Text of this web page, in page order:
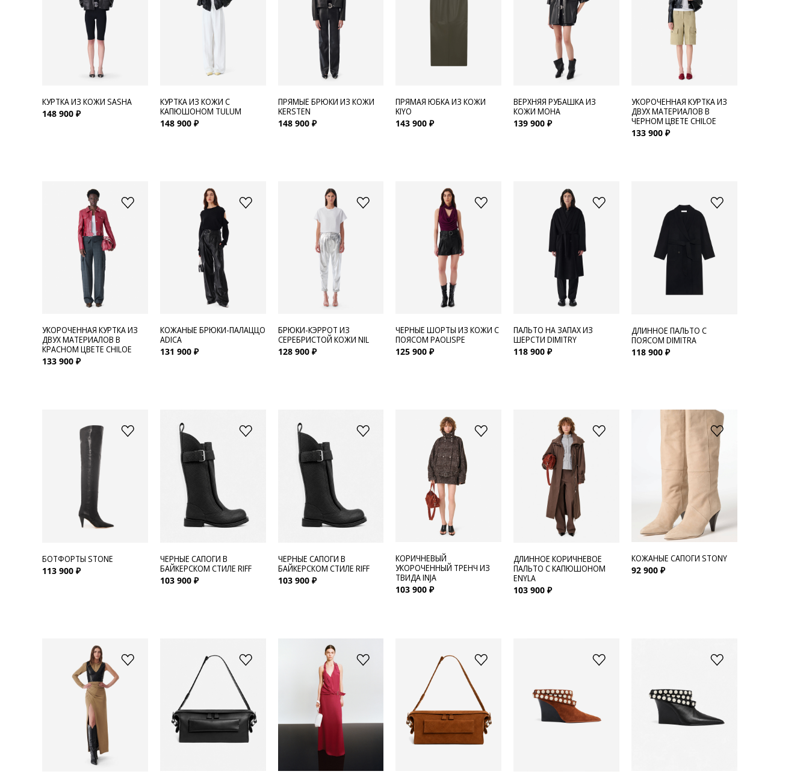
Для нее
Сумки и аксессуары
Обувь
КУРТКА ИЗ КОЖИ SASHA
148 900 ₽
КУРТКА ИЗ КОЖИ С
КАПЮШОНОМ TULUM
148 900 ₽
ПРЯМЫЕ БРЮКИ ИЗ КОЖИ
KERSTEN
148 900 ₽
ПРЯМАЯ ЮБКА ИЗ КОЖИ
KIYO
143 900 ₽
ВЕРХНЯЯ РУБАШКА ИЗ
КОЖИ MOHA
139 900 ₽
УКОРОЧЕННАЯ КУРТКА ИЗ
ДВУХ МАТЕРИАЛОВ В
ЧЕРНОМ ЦВЕТЕ CHILOE
133 900 ₽
УКОРОЧЕННАЯ КУРТКА ИЗ
ДВУХ МАТЕРИАЛОВ В
КРАСНОМ ЦВЕТЕ CHILOE
133 900 ₽
КОЖАНЫЕ БРЮКИ-ПАЛАЦЦО
ADICA
131 900 ₽
БРЮКИ-КЭРРОТ ИЗ
СЕРЕБРИСТОЙ КОЖИ NIL
128 900 ₽
ЧЕРНЫЕ ШОРТЫ ИЗ КОЖИ С
ПОЯСОМ PAOLISPE
125 900 ₽
ПАЛЬТО НА ЗАПАХ ИЗ
ШЕРСТИ DIMITRY
118 900 ₽
ДЛИННОЕ ПАЛЬТО С
ПОЯСОМ DIMITRA
118 900 ₽
БОТФОРТЫ STONE
113 900 ₽
ЧЕРНЫЕ САПОГИ В
БАЙКЕРСКОМ СТИЛЕ RIFF
103 900 ₽
ЧЕРНЫЕ САПОГИ В
БАЙКЕРСКОМ СТИЛЕ RIFF
103 900 ₽
КОРИЧНЕВЫЙ
УКОРОЧЕННЫЙ ТРЕНЧ ИЗ
ТВИДА INJA
103 900 ₽
ДЛИННОЕ КОРИЧНЕВОЕ
ПАЛЬТО С КАПЮШОНОМ
ENYLA
103 900 ₽
КОЖАНЫЕ САПОГИ STONY
92 900 ₽